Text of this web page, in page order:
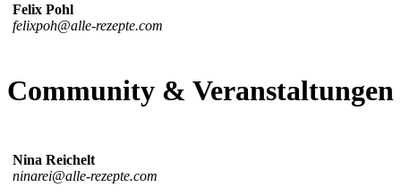
Felix Pohl
felixpoh@alle-rezepte.com
Community & Veranstaltungen
Nina Reichelt
ninarei@alle-rezepte.com